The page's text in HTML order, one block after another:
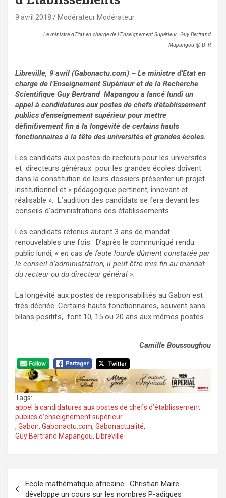
9 avril 2018 Modérateur Modérateur
Le ministre d’Etat en charge de l’Enseignement Supérieur Guy Bertrand
Mapangou @ D. R
Libreville, 9 avril (Gabonactu.com) – Le ministre d’Etat en
charge de l’Enseignement Supérieur et de la Recherche
Scientifique Guy Bertrand Mapangou a lancé lundi un
appel à candidatures aux postes de chefs d’établissement
publics d’enseignement supérieur pour mettre
définitivement fin à la longévité de certains hauts
fonctionnaires à la tête des universités et grandes écoles.
Les candidats aux postes de recteurs pour les universités
et directeurs généraux pour les grandes écoles doivent
dans la constitution de leurs dossiers présenter un projet
institutionnel et « pédagogique pertinent, innovant et
réalisable ». L’audition des candidats se fera devant les
conseils d’administrations des établissements.
Les candidats retenus auront 3 ans de mandat
renouvelables une fois. D’après le communiqué rendu
public lundi, « en cas de faute lourde dûment constatée par
le conseil d’administration, il peut être mis fin au mandat
du recteur ou du directeur général ».
La longévité aux postes de responsabilités au Gabon est
très décriée. Certains hauts fonctionnaires, souvent sans
bilans positifs, font 10, 15 ou 20 ans aux mêmes postes.
Camille Boussoughou
Tags:
appel à candidatures aux postes de chefs d’établissement
publics d’enseignement supérieur
, Gabon, Gabonactu.com, Gabonactualité,
Guy Bertrand Mapangou, Libreville
de
Ecole mathématique africaine : Christian Maire
développe un cours sur les nombres P-adiques